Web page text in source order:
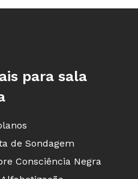
para sala
de Sondagem
Consciência Negra